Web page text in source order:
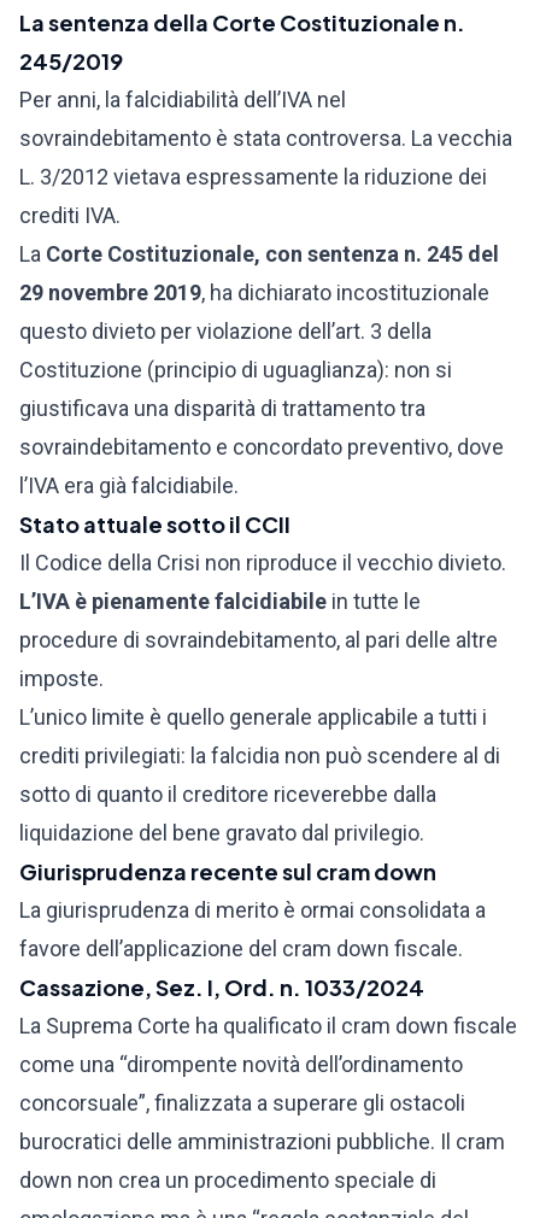
La sentenza della Corte Costituzionale n.
245/2019
Per anni, la falcidiabilità dell’IVA nel
sovraindebitamento è stata controversa. La vecchia
L. 3/2012 vietava espressamente la riduzione dei
crediti IVA.
La Corte Costituzionale, con sentenza n. 245 del
29 novembre 2019, ha dichiarato incostituzionale
questo divieto per violazione dell’art. 3 della
Costituzione (principio di uguaglianza): non si
giustificava una disparità di trattamento tra
sovraindebitamento e concordato preventivo, dove
l’IVA era già falcidiabile.
Stato attuale sotto il CCII
Il Codice della Crisi non riproduce il vecchio divieto.
L’IVA è pienamente falcidiabile in tutte le
procedure di sovraindebitamento, al pari delle altre
imposte.
L’unico limite è quello generale applicabile a tutti i
crediti privilegiati: la falcidia non può scendere al di
sotto di quanto il creditore riceverebbe dalla
liquidazione del bene gravato dal privilegio.
Giurisprudenza recente sul cram down
La giurisprudenza di merito è ormai consolidata a
favore dell’applicazione del cram down fiscale.
Cassazione, Sez. I, Ord. n. 1033/2024
La Suprema Corte ha qualificato il cram down fiscale
come una “dirompente novità dell’ordinamento
concorsuale”, finalizzata a superare gli ostacoli
burocratici delle amministrazioni pubbliche. Il cram
down non crea un procedimento speciale di